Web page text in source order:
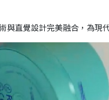
與直覺設計完美融合，為現